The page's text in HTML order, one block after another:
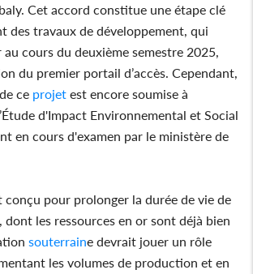
Cet accord constitue une étape clé
des travaux de développement, qui
cours du deuxième semestre 2025,
du premier portail d’accès. Cependant,
ce projet est encore soumise à
d'Impact Environnemental et Social
en cours d'examen par le ministère de
conçu pour prolonger la durée de vie de
, dont les ressources en or sont déjà bien
souterraine devrait jouer un rôle
les volumes de production et en